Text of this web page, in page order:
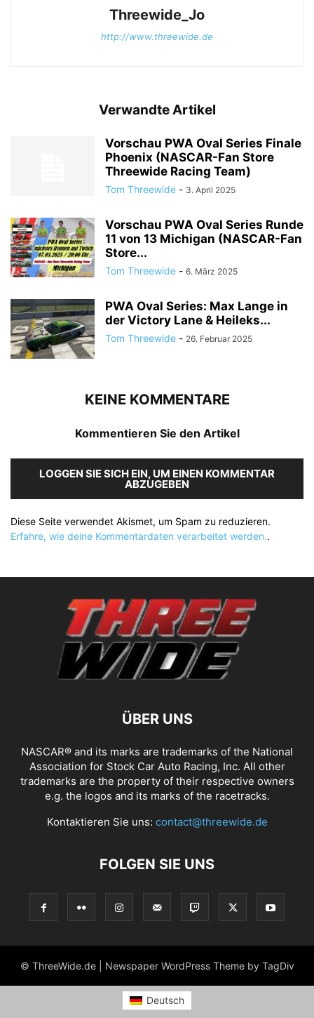
Threewide_Jo
http://www.threewide.de
Verwandte Artikel
Vorschau PWA Oval Series Finale
Phoenix (NASCAR-Fan Store
Threewide Racing Team)
Tom Threewide - 3. April 2025
Vorschau PWA Oval Series Runde
11 von 13 Michigan (NASCAR-Fan
Store...
Tom Threewide - 6. März 2025
PWA Oval Series: Max Lange in
der Victory Lane & Heileks...
Tom Threewide - 26. Februar 2025
KEINE KOMMENTARE
Kommentieren Sie den Artikel
LOGGEN SIE SICH EIN, UM EINEN KOMMENTAR
ABZUGEBEN
Diese Seite verwendet Akismet, um Spam zu reduzieren.
Erfahre, wie deine Kommentardaten verarbeitet werden..
ÜBER UNS
NASCAR® and its marks are trademarks of the National
Association for Stock Car Auto Racing, Inc. All other
trademarks are the property of their respective owners
e.g. the logos and its marks of the racetracks.
Kontaktieren Sie uns: contact@threewide.de
FOLGEN SIE UNS
© ThreeWide.de | Newspaper WordPress Theme by TagDiv
Deutsch